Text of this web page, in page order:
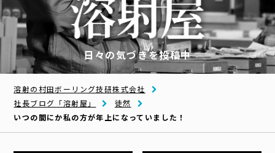
日々の気づきを投稿中
溶射の村田ボーリング技研株式会社
社長ブログ「溶射屋」
徒然
いつの間にか私の方が年上になっていました！